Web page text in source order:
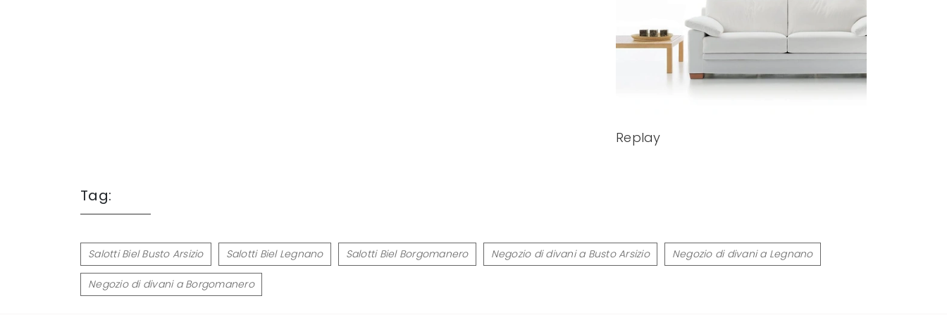
Replay
Tag:
Salotti Biel Busto Arsizio Salotti Biel Legnano Salotti Biel Borgomanero Negozio di divani a Busto Arsizio Negozio di divani a Legnano
Negozio di divani a Borgomanero